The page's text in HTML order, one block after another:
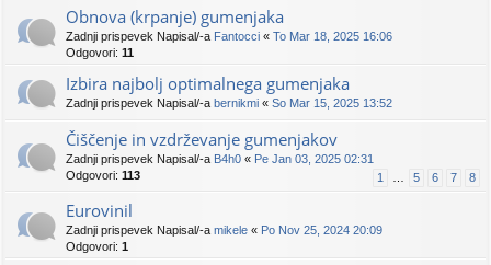
Obnova (krpanje) gumenjaka
Zadnji prispevek Napisal/-a Fantocci « To Mar 18, 2025 16:06
Odgovori: 11
Izbira najbolj optimalnega gumenjaka
Zadnji prispevek Napisal/-a bernikmi « So Mar 15, 2025 13:52
Čiščenje in vzdrževanje gumenjakov
Zadnji prispevek Napisal/-a B4h0 « Pe Jan 03, 2025 02:31
Odgovori: 113 1 5 6 7 8
Eurovinil
Zadnji prispevek Napisal/-a mikele « Po Nov 25, 2024 20:09
Odgovori: 1